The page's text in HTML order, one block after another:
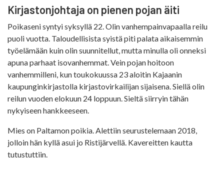
Kirjastonjohtaja on pienen pojan äiti
Poikaseni syntyi syksyllä 22. Olin vanhempainvapaalla reilu
puoli vuotta. Taloudellisista syistä piti palata aikaisemmin
työelämään kuin olin suunnitellut, mutta minulla oli onneksi
apuna parhaat isovanhemmat. Vein pojan hoitoon
vanhemmilleni, kun toukokuussa 23 aloitin Kajaanin
kaupunginkirjastolla kirjastovirkailijan sijaisena. Siellä olin
reilun vuoden elokuun 24 loppuun. Sieltä siirryin tähän
nykyiseen hankkeeseen.
Mies on Paltamon poikia. Alettiin seurustelemaan 2018,
jolloin hän kyllä asui jo Ristijärvellä. Kavereitten kautta
tutustuttiin.